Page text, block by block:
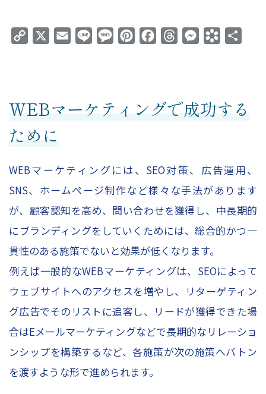
Copy
Email Line MessagePinterestFacebookThreadsMessenger
WEBマーケティングで成功する
ために
WEBマーケティングには、SEO対策、広告運用、
SNS、ホームページ制作など様々な手法があります
が、顧客認知を高め、問い合わせを獲得し、中長期的
にブランディングをしていくためには、総合的かつ一
貫性のある施策でないと効果が低くなります。
例えば一般的なWEBマーケティングは、SEOによって
ウェブサイトへのアクセスを増やし、リターゲティン
グ広告でそのリストに追客し、リードが獲得できた場
合はEメールマーケティングなどで長期的なリレーショ
ンシップを構築するなど、各施策が次の施策へバトン
を渡すような形で進められます。